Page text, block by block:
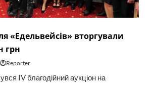
«Едельвейсів» вторгували
грн
Reporter
IV благодійний аукціон на